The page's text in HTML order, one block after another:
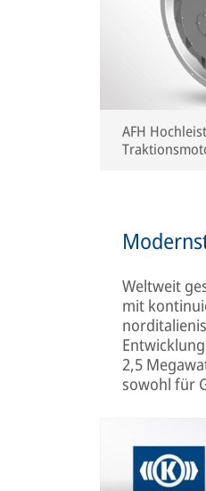
AFH
Weltweit
mit
2,5
sowohl für